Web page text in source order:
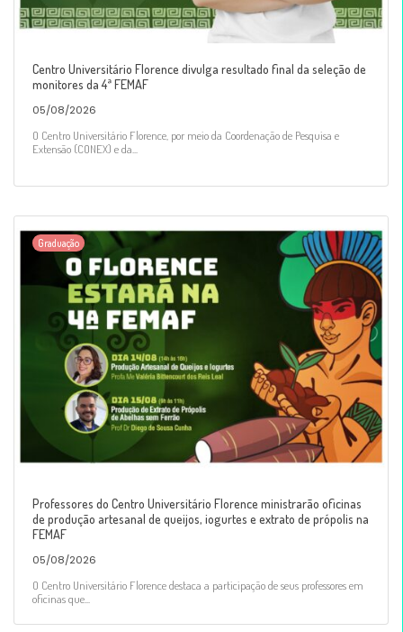
Centro Universitário Florence divulga resultado final da seleção de
monitores da 4ª FEMAF
05/08/2026
O Centro Universitário Florence, por meio da Coordenação de Pesquisa e
Extensão (CONEX) e da...
Graduação
Professores do Centro Universitário Florence ministrarão oficinas
de produção artesanal de queijos, iogurtes e extrato de própolis na
FEMAF
05/08/2026
O Centro Universitário Florence destaca a participação de seus professores em
oficinas que...